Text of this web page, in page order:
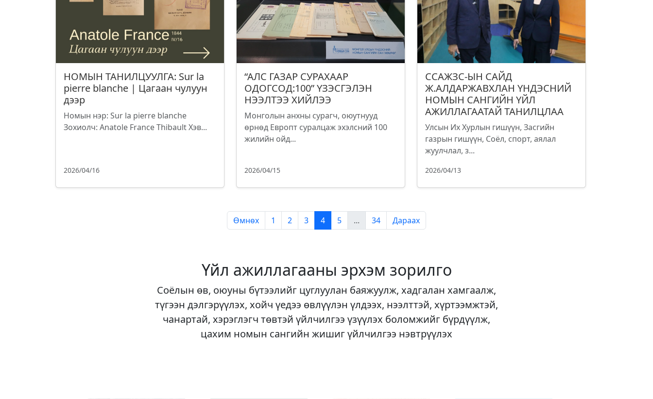
НОМЫН ТАНИЛЦУУЛГА: Sur la
pierre blanche | Цагаан чулуун
дээр
Номын нэр: Sur la pierre blanche
Зохиолч: Anatole France Thibault Хэв...
2026/04/16
“АЛС ГАЗАР СУРАХААР
ОДОГСОД:100” ҮЗЭСГЭЛЭН
НЭЭЛТЭЭ ХИЙЛЭЭ
Монголын анхны сурагч, оюутнууд
өрнөд Европт суралцаж эхэлсний 100
жилийн ойд...
2026/04/15
ССАЖЗС-ЫН САЙД
Ж.АЛДАРЖАВХЛАН ҮНДЭСНИЙ
НОМЫН САНГИЙН ҮЙЛ
АЖИЛЛАГААТАЙ ТАНИЛЦЛАА
Улсын Их Хурлын гишүүн, Засгийн
газрын гишүүн, Соёл, спорт, аялал
жуулчлал, з...
2026/04/13
Өмнөх 1 2 3 4 5 ... 34 Дараах
Үйл ажиллагааны эрхэм зорилго
Соёлын өв, оюуны бүтээлийг цуглуулан баяжуулж, хадгалан хамгаалж,
түгээн дэлгэрүүлэх, хойч үедээ өвлүүлэн үлдээх, нээлттэй, хүртээмжтэй,
чанартай, хэрэглэгч төвтэй үйлчилгээ үзүүлэх боломжийг бүрдүүлж,
цахим номын сангийн жишиг үйлчилгээ нэвтрүүлэх